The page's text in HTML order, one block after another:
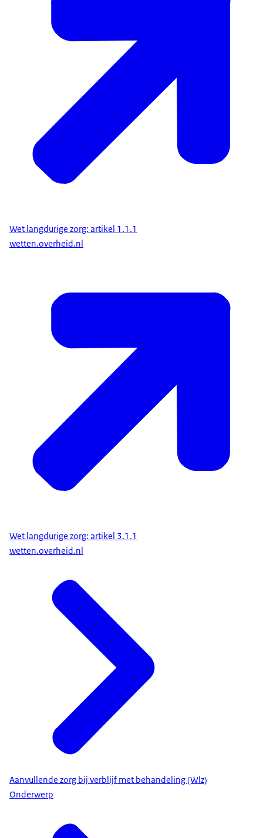
Wet langdurige zorg: artikel 1.1.1
wetten.overheid.nl
Wet langdurige zorg: artikel 3.1.1
wetten.overheid.nl
Aanvullende zorg bij verblijf met behandeling (Wlz)
Onderwerp